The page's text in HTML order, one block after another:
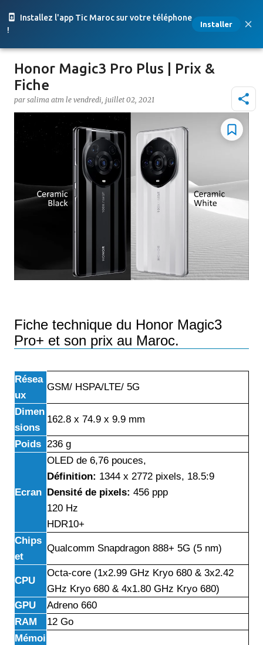
Installez l'app Tic Maroc sur votre téléphone
!
Installer
Accéder au contenu principal
Honor Magic3 Pro Plus | Prix &
Fiche
par salima atm le vendredi, juillet 02, 2021
Fiche technique du Honor Magic3
Pro+ et son prix au Maroc.
Résea
ux
GSM/ HSPA/LTE/ 5G
Dimen
sions
162.8 x 74.9 x 9.9 mm
Poids 236 g
Ecran
OLED de 6,76 pouces,
Définition: 1344 x 2772 pixels, 18.5:9
Densité de pixels: 456 ppp
120 Hz
HDR10+
Chips
et
Qualcomm Snapdragon 888+ 5G (5 nm)
CPU
Octa-core (1x2.99 GHz Kryo 680 & 3x2.42
GHz Kryo 680 & 4x1.80 GHz Kryo 680)
GPU
Adreno 660
RAM
12 Go
Mémoi